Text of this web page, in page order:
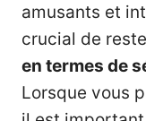
amusants et
crucial de
en termes de
Lorsque vous